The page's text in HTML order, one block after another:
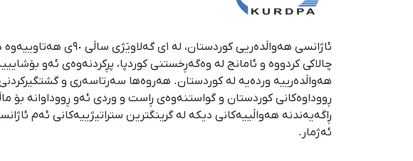
ئاژانسی هەواڵدەریی کوردستان، لە ١ی
چالاکی کردووە و ئامانج لە وەگەڕخستنی كوردپا، پڕكردنەوەی ئەو
هەواڵدەرییە وردەیە لە كوردستان. هەروەها سەرتاسەری و
ڕووداوەكانی كوردستان و گواستنەوەی ڕاست و وردی ئەو ڕووداوانە بۆ
ڕاگەیەندنە هەواڵییەكانی دیكە لە گرینگترین ستراتیژییەكانی ئەم
ئەژمار.